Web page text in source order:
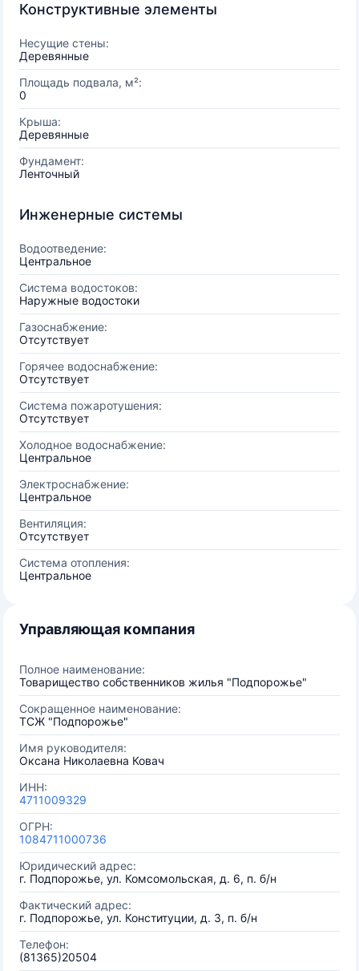
Конструктивные элементы
Несущие стены:
Деревянные
Площадь подвала, м²:
0
Крыша:
Деревянные
Фундамент:
Ленточный
Инженерные системы
Водоотведение:
Центральное
Система водостоков:
Наружные водостоки
Газоснабжение:
Отсутствует
Горячее водоснабжение:
Отсутствует
Система пожаротушения:
Отсутствует
Холодное водоснабжение:
Центральное
Электроснабжение:
Центральное
Вентиляция:
Отсутствует
Система отопления:
Центральное
Управляющая компания
Полное наименование:
Товарищество собственников жилья "Подпорожье"
Сокращенное наименование:
ТСЖ "Подпорожье"
Имя руководителя:
Оксана Николаевна Ковач
ИНН:
4711009329
ОГРН:
1084711000736
Юридический адрес:
г. Подпорожье, ул. Комсомольская, д. 6, п. б/н
Фактический адрес:
г. Подпорожье, ул. Конституции, д. 3, п. б/н
Телефон:
(81365)20504